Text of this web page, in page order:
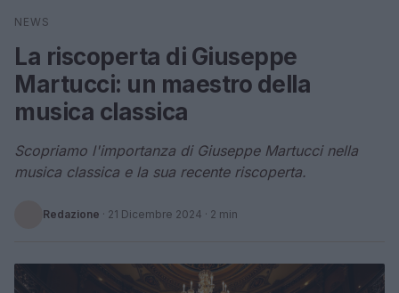
Cerca
NEWS
La riscoperta di Giuseppe
Martucci: un maestro della
musica classica
Scopriamo l'importanza di Giuseppe Martucci nella
musica classica e la sua recente riscoperta.
Redazione · 21 Dicembre 2024 · 2 min